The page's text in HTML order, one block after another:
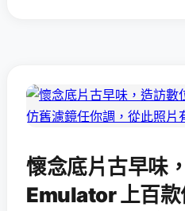
懷念底片古早味
Emulator 上百款